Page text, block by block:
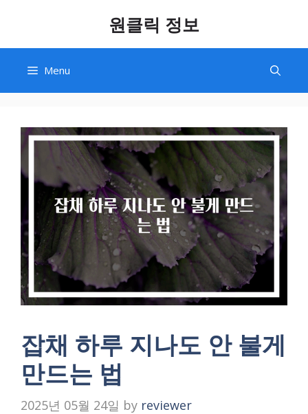
content
원클릭 정보
Menu
잡채 하루 지나도 안 불게
만드는 법
2025년 05월 24일 by reviewer